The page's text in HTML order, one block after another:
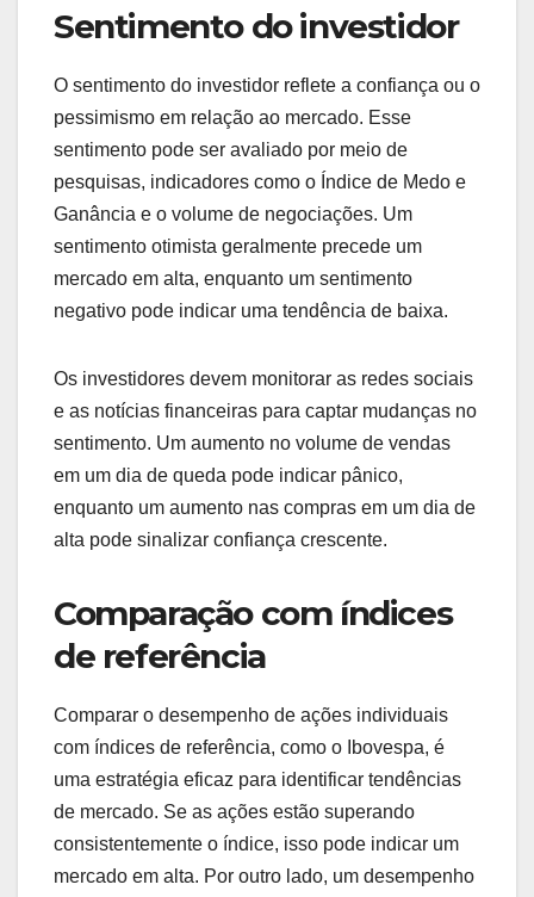
Sentimento do investidor
O sentimento do investidor reflete a confiança ou o
pessimismo em relação ao mercado. Esse
sentimento pode ser avaliado por meio de
pesquisas, indicadores como o Índice de Medo e
Ganância e o volume de negociações. Um
sentimento otimista geralmente precede um
mercado em alta, enquanto um sentimento
negativo pode indicar uma tendência de baixa.
Os investidores devem monitorar as redes sociais
e as notícias financeiras para captar mudanças no
sentimento. Um aumento no volume de vendas
em um dia de queda pode indicar pânico,
enquanto um aumento nas compras em um dia de
alta pode sinalizar confiança crescente.
Comparação com índices
de referência
Comparar o desempenho de ações individuais
com índices de referência, como o Ibovespa, é
uma estratégia eficaz para identificar tendências
de mercado. Se as ações estão superando
consistentemente o índice, isso pode indicar um
mercado em alta. Por outro lado, um desempenho